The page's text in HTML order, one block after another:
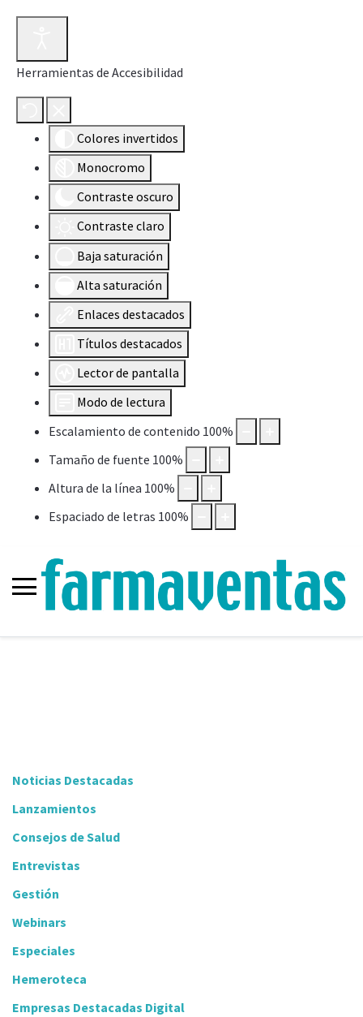
Herramientas de Accesibilidad
Colores invertidos
Monocromo
Contraste oscuro
Contraste claro
Baja saturación
Alta saturación
Enlaces destacados
Títulos destacados
Lector de pantalla
Modo de lectura
Escalamiento de contenido 100%
Tamaño de fuente 100%
Altura de la línea 100%
Espaciado de letras 100%
Noticias Destacadas
Lanzamientos
Consejos de Salud
Entrevistas
Gestión
Webinars
Especiales
Hemeroteca
Empresas Destacadas Digital